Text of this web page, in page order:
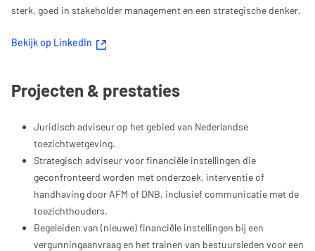
sterk, goed in stakeholder management en een strategische denker.
Bekijk op LinkedIn
Projecten & prestaties
Juridisch adviseur op het gebied van Nederlandse
toezichtwetgeving.
Strategisch adviseur voor financiële instellingen die
geconfronteerd worden met onderzoek, interventie of
handhaving door AFM of DNB, inclusief communicatie met de
toezichthouders.
Begeleiden van (nieuwe) financiële instellingen bij een
vergunningaanvraag en het trainen van bestuursleden voor een